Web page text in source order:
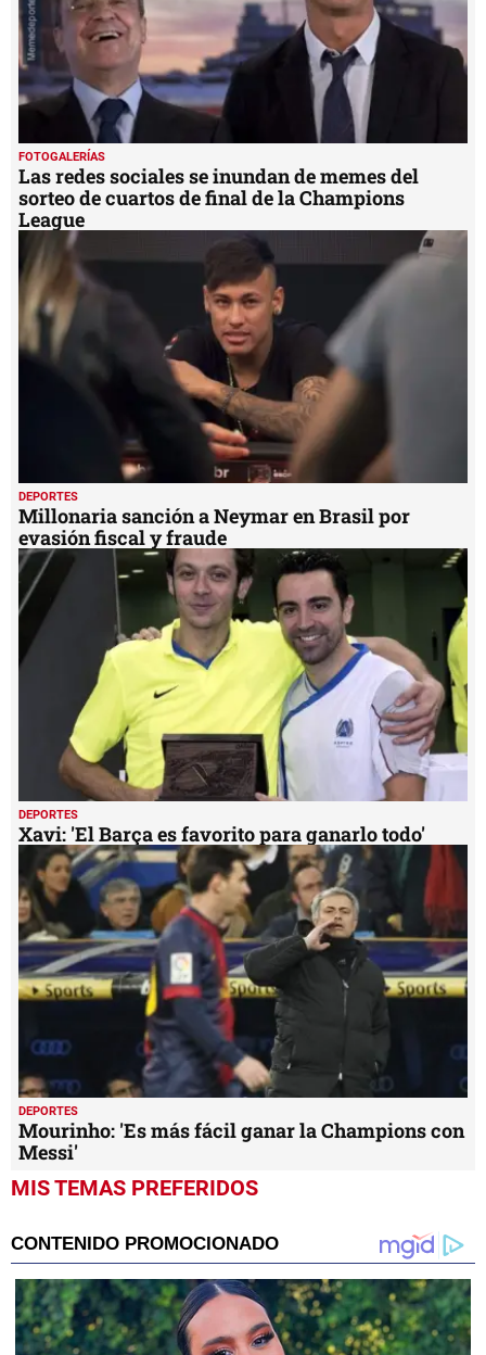
FOTOGALERÍAS
Las redes sociales se inundan de memes del
sorteo de cuartos de final de la Champions
League
DEPORTES
Millonaria sanción a Neymar en Brasil por
evasión fiscal y fraude
DEPORTES
Xavi: 'El Barça es favorito para ganarlo todo'
DEPORTES
Mourinho: 'Es más fácil ganar la Champions con
Messi'
MIS TEMAS PREFERIDOS